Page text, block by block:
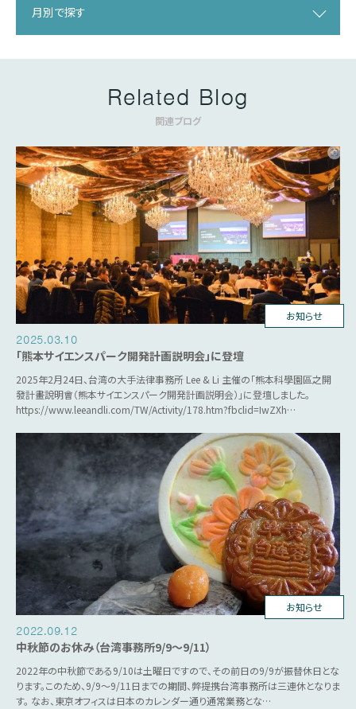
月別で探す
Related Blog
関連ブログ
台湾ビジネス
お知らせ
2025.03.10
「熊本サイエンスパーク開発計画説明会」に登壇
2025年2月24日、台湾の大手法律事務所 Lee & Li 主催の「熊本科學園區之開
發計畫說明會（熊本サイエンスパーク開発計画説明会）」に登壇しました。
https://www.leeandli.com/TW/Activity/178.htm?fbclid=IwZXh…
お知らせ
2022.09.12
中秋節のお休み（台湾事務所9/9～9/11）
2022年の中秋節である9/10は土曜日ですので、その前日の9/9が振替休日とな
ります。このため、9/9～9/11日までの期間、弊提携台湾事務所は三連休となりま
す。 なお、東京オフィスは日本のカレンダー通り通常業務とな…